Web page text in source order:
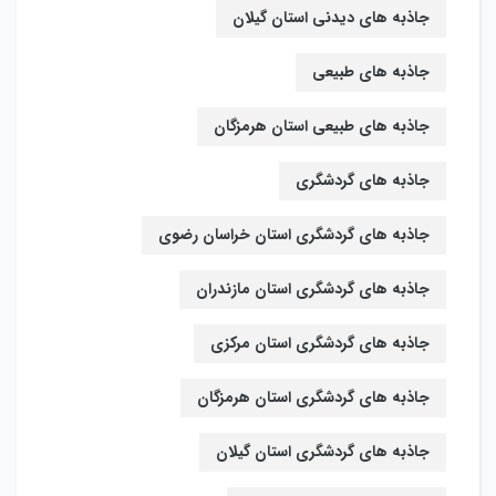
جاذبه های دیدنی استان گیلان
جاذبه های طبیعی
جاذبه های طبیعی استان هرمزگان
جاذبه های گردشگری
جاذبه های گردشگری استان خراسان رضوی
جاذبه های گردشگری استان مازندران
جاذبه های گردشگری استان مرکزی
جاذبه های گردشگری استان هرمزگان
جاذبه های گردشگری استان گیلان